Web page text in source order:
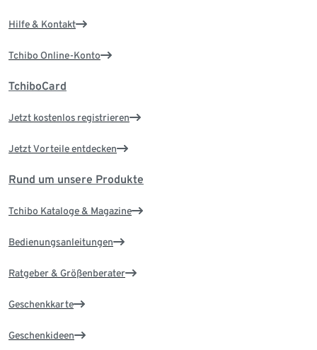
Hilfe & Kontakt
Tchibo Online-Konto
TchiboCard
Jetzt kostenlos registrieren
Jetzt Vorteile entdecken
Rund um unsere Produkte
Tchibo Kataloge & Magazine
Bedienungsanleitungen
Ratgeber & Größenberater
Geschenkkarte
Geschenkideen